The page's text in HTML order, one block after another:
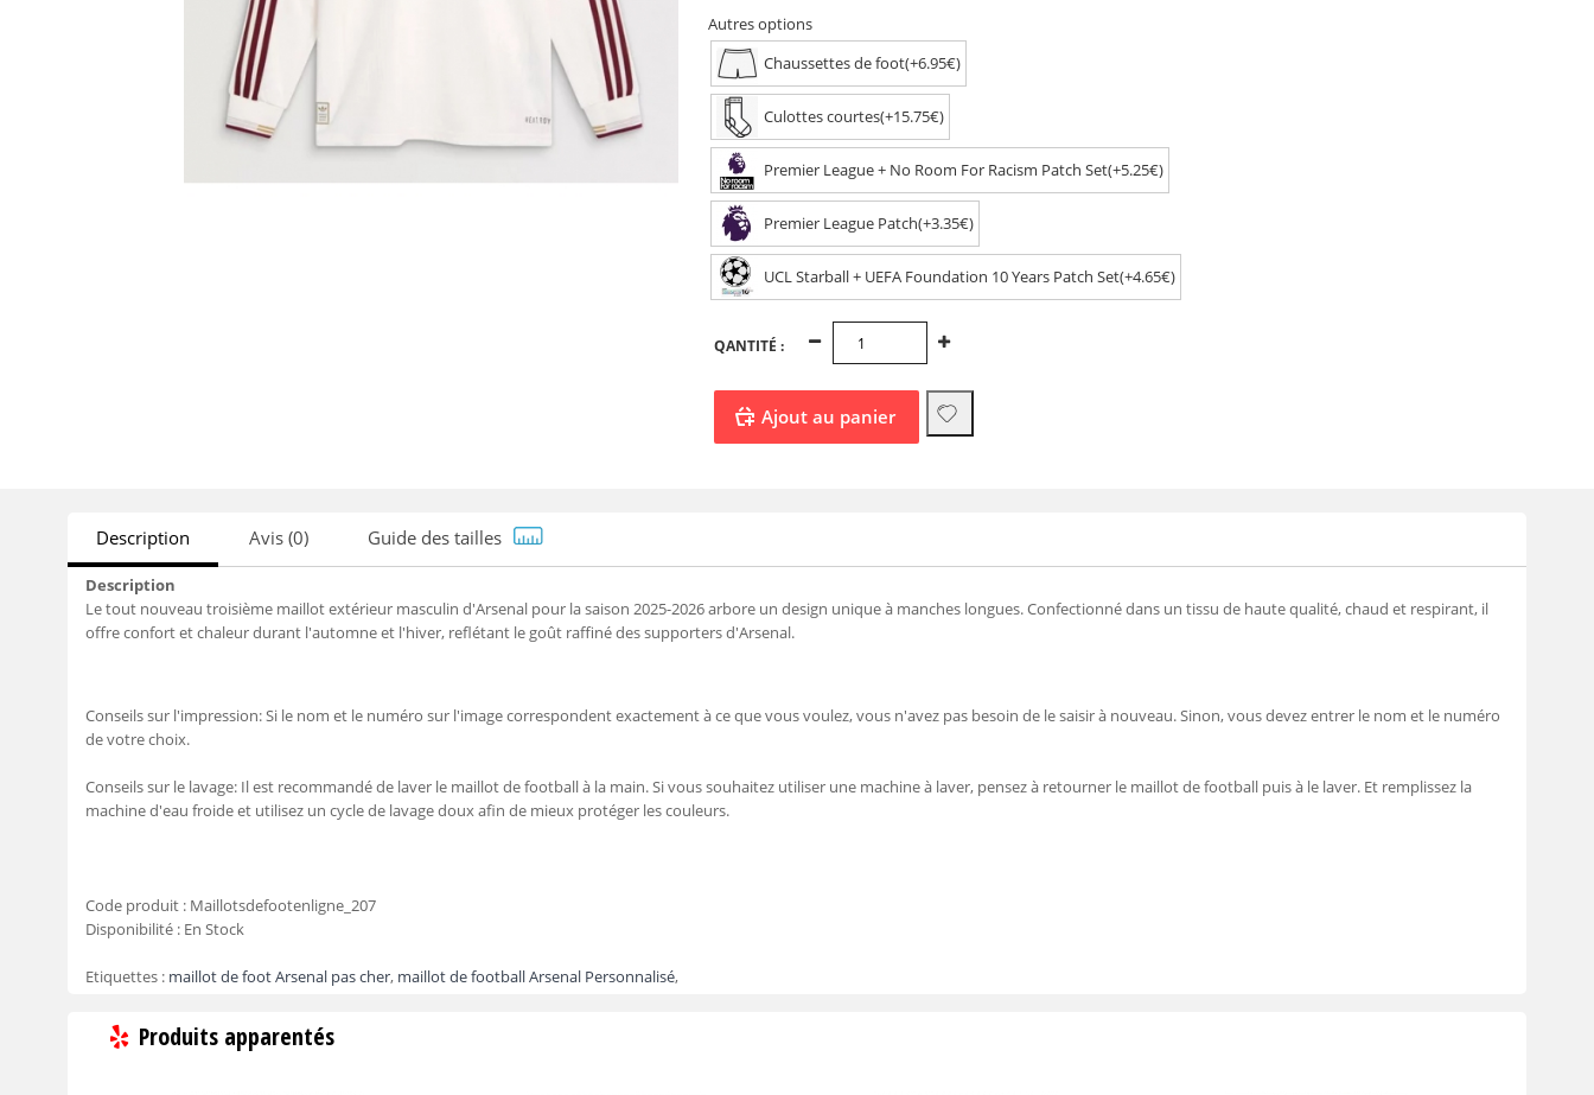
Autres options
Chaussettes de foot(+6.95€)
Culottes courtes(+15.75€)
Premier League + No Room For Racism Patch Set(+5.25€)
Premier League Patch(+3.35€)
UCL Starball + UEFA Foundation 10 Years Patch Set(+4.65€)
QANTITÉ :
Description Avis (0) Guide des tailles
Description
Le tout nouveau troisième maillot extérieur masculin d'Arsenal pour la saison 2025-2026 arbore un design unique à manches longues. Confectionné dans un tissu de haute qualité, chaud et respirant, il
offre confort et chaleur durant l'automne et l'hiver, reflétant le goût raffiné des supporters d'Arsenal.
Conseils sur l'impression: Si le nom et le numéro sur l'image correspondent exactement à ce que vous voulez, vous n'avez pas besoin de le saisir à nouveau. Sinon, vous devez entrer le nom et le numéro
de votre choix.
Conseils sur le lavage: Il est recommandé de laver le maillot de football à la main. Si vous souhaitez utiliser une machine à laver, pensez à retourner le maillot de football puis à le laver. Et remplissez la
machine d'eau froide et utilisez un cycle de lavage doux afin de mieux protéger les couleurs.
Code produit : Maillotsdefootenligne_207
Disponibilité : En Stock
Etiquettes : maillot de foot Arsenal pas cher, maillot de football Arsenal Personnalisé,
Produits apparentés